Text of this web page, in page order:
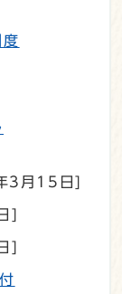
3月15日]
]
]